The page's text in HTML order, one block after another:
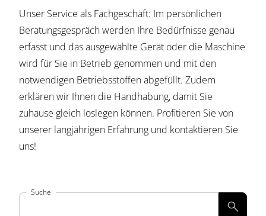
Unser Service als Fachgeschäft: Im persönlichen
Beratungsgespräch werden Ihre Bedürfnisse genau
erfasst und das ausgewählte Gerät oder die Maschine
wird für Sie in Betrieb genommen und mit den
notwendigen Betriebsstoffen abgefüllt. Zudem
erklären wir Ihnen die Handhabung, damit Sie
zuhause gleich loslegen können. Profitieren Sie von
unserer langjährigen Erfahrung und kontaktieren Sie
uns!
Suche
